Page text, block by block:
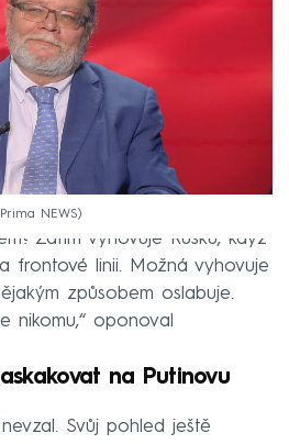
NEWS
Zatím vyhovuje Rusku, když
frontové linii. Možná vyhovuje
způsobem oslabuje.
nikomu,“ oponoval
na Putinovu
Svůj pohled ještě